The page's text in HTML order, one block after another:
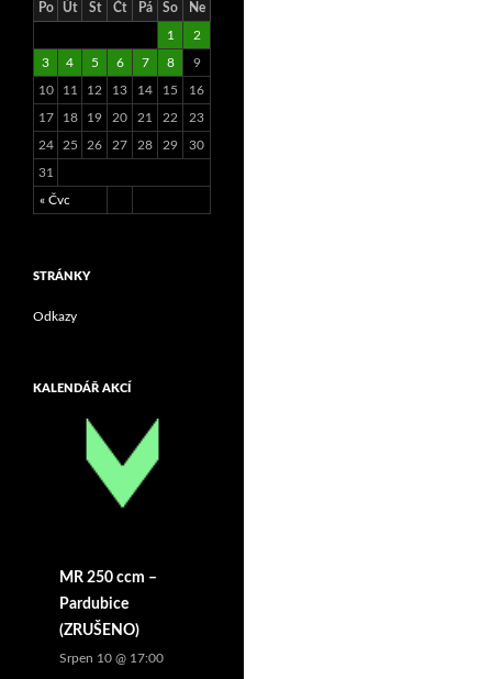
Po Út St Čt Pá So Ne
« Čvc
1 2
3 4 5 6 7 8 9
10 11 12 13 14 15 16
17 18 19 20 21 22 23
24 25 26 27 28 29 30
31
STRÁNKY
Odkazy
KALENDÁŘ AKCÍ
MR 250 ccm –
Pardubice
(ZRUŠENO)
Srpen 10 @ 17:00